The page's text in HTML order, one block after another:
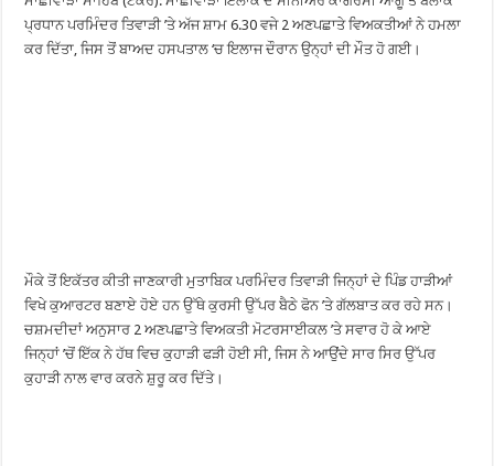
ਪ੍ਰਧਾਨ ਪਰਮਿੰਦਰ ਤਿਵਾੜੀ ’ਤੇ ਅੱਜ ਸ਼ਾਮ 6.30 ਵਜੇ 2 ਅਣਪਛਾਤੇ ਵਿਅਕਤੀਆਂ ਨੇ ਹਮਲਾ
ਕਰ ਦਿੱਤਾ, ਜਿਸ ਤੋਂ ਬਾਅਦ ਹਸਪਤਾਲ ‘ਚ ਇਲਾਜ ਦੌਰਾਨ ਉਨ੍ਹਾਂ ਦੀ ਮੌਤ ਹੋ ਗਈ।
ਮੌਕੇ ਤੋਂ ਇਕੱਤਰ ਕੀਤੀ ਜਾਣਕਾਰੀ ਮੁਤਾਬਿਕ ਪਰਮਿੰਦਰ ਤਿਵਾੜੀ ਜਿਨ੍ਹਾਂ ਦੇ ਪਿੰਡ ਹਾੜੀਆਂ
ਵਿਖੇ ਕੁਆਰਟਰ ਬਣਾਏ ਹੋਏ ਹਨ ਉੱਥੇ ਕੁਰਸੀ ਉੱਪਰ ਬੈਠੇ ਫੋਨ ’ਤੇ ਗੱਲਬਾਤ ਕਰ ਰਹੇ ਸਨ।
ਚਸ਼ਮਦੀਦਾਂ ਅਨੁਸਾਰ 2 ਅਣਪਛਾਤੇ ਵਿਅਕਤੀ ਮੋਟਰਸਾਈਕਲ ’ਤੇ ਸਵਾਰ ਹੋ ਕੇ ਆਏ
ਜਿਨ੍ਹਾਂ ’ਚੋਂ ਇੱਕ ਨੇ ਹੱਥ ਵਿਚ ਕੁਹਾੜੀ ਫੜੀ ਹੋਈ ਸੀ, ਜਿਸ ਨੇ ਆਉਂਦੇ ਸਾਰ ਸਿਰ ਉੱਪਰ
ਕੁਹਾੜੀ ਨਾਲ ਵਾਰ ਕਰਨੇ ਸ਼ੁਰੂ ਕਰ ਦਿੱਤੇ।